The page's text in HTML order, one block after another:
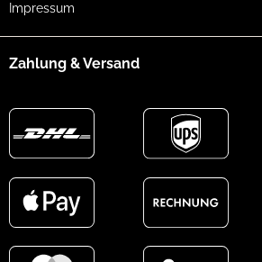
Impressum
Zahlung & Versand